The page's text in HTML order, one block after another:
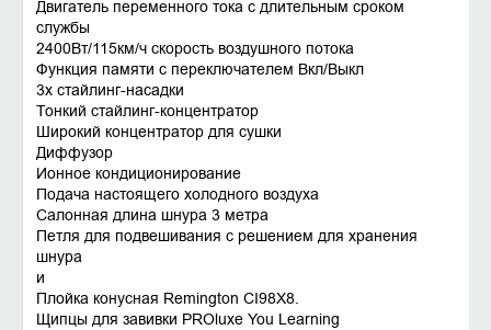
Двигатель переменного тока с длительным сроком
службы
2400Вт/115км/ч скорость воздушного потока
Функция памяти с переключателем Вкл/Выкл
3x стайлинг-насадки
Тонкий стайлинг-концентратор
Широкий концентратор для сушки
Диффузор
Ионное кондиционирование
Подача настоящего холодного воздуха
Салонная длина шнура 3 метра
Петля для подвешивания с решением для хранения
шнура
и
Плойка конусная Remington CI98X8.
Щипцы для завивки PROluxe You Learning